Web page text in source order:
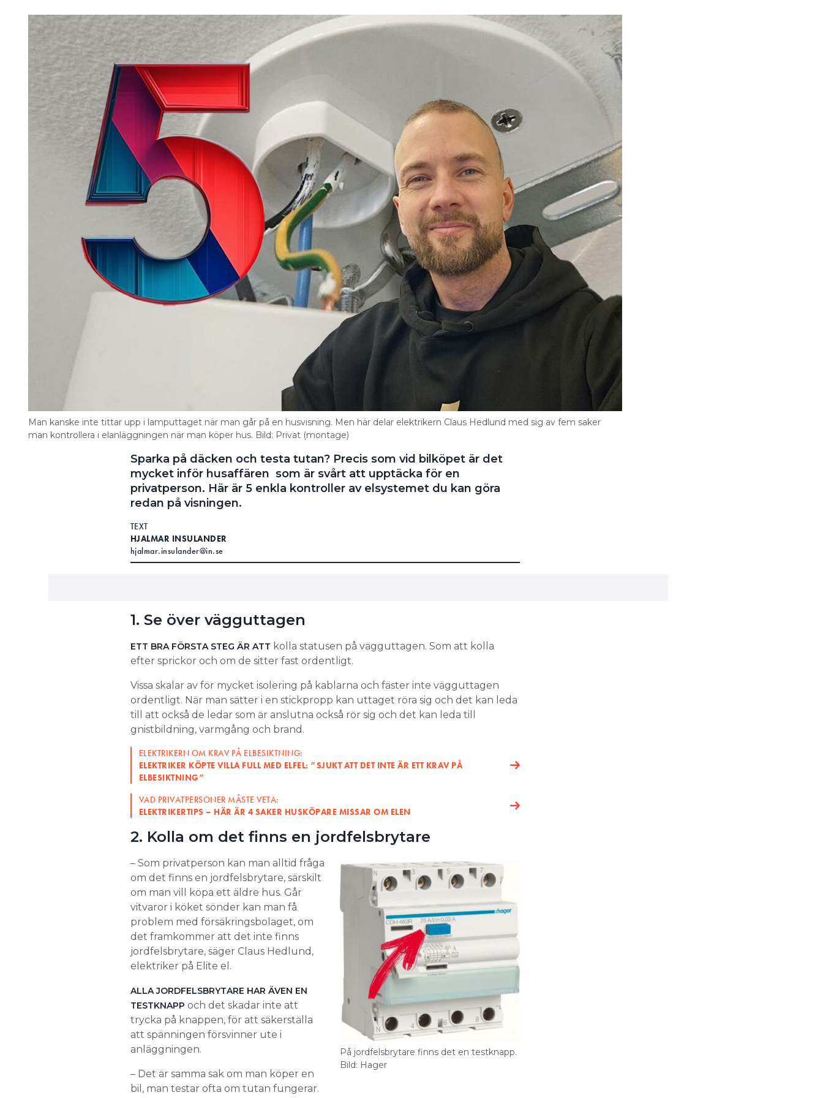
Man kanske inte tittar upp i lamputtaget när man går på en husvisning. Men här delar elektrikern Claus Hedlund med sig av fem saker
man kontrollera i elanläggningen när man köper hus. Bild: Privat (montage)
Sparka på däcken och testa tutan? Precis som vid bilköpet är det
mycket inför husaffären som är svårt att upptäcka för en
privatperson. Här är 5 enkla kontroller av elsystemet du kan göra
redan på visningen.
TEXT
HJALMAR INSULANDER
hjalmar.insulander@in.se
1. Se över vägguttagen
ETT BRA FÖRSTA STEG ÄR ATT kolla statusen på vägguttagen. Som att kolla
efter sprickor och om de sitter fast ordentligt.
Vissa skalar av för mycket isolering på kablarna och fäster inte vägguttagen
ordentligt. När man sätter i en stickpropp kan uttaget röra sig och det kan leda
till att också de ledar som är anslutna också rör sig och det kan leda till
gnistbildning, varmgång och brand.
ELEKTRIKERN OM KRAV PÅ ELBESIKTNING:
ELEKTRIKER KÖPTE VILLA FULL MED ELFEL: ”SJUKT ATT DET INTE ÄR ETT KRAV PÅ
ELBESIKTNING”
VAD PRIVATPERSONER MÅSTE VETA:
ELEKTRIKERTIPS – HÄR ÄR 4 SAKER HUSKÖPARE MISSAR OM ELEN
2. Kolla om det finns en jordfelsbrytare
På jordfelsbrytare finns det en testknapp.
Bild: Hager
– Som privatperson kan man alltid fråga
om det finns en jordfelsbrytare, särskilt
om man vill köpa ett äldre hus. Går
vitvaror i köket sönder kan man få
problem med försäkringsbolaget, om
det framkommer att det inte finns
jordfelsbrytare, säger Claus Hedlund,
elektriker på Elite el.
ALLA JORDFELSBRYTARE HAR ÄVEN EN
TESTKNAPP och det skadar inte att
trycka på knappen, för att säkerställa
att spänningen försvinner ute i
anläggningen.
– Det är samma sak om man köper en
bil, man testar ofta om tutan fungerar.